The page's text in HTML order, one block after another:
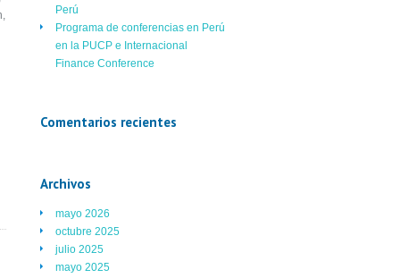
Perú
Programa de conferencias en Perú
en la PUCP e Internacional
Finance Conference
Comentarios recientes
Archivos
mayo 2026
octubre 2025
julio 2025
mayo 2025